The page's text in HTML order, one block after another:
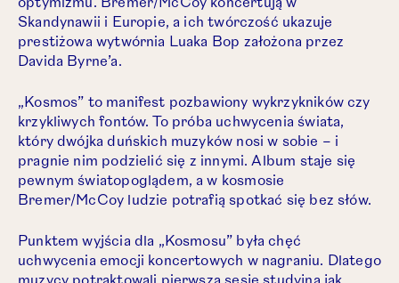
optymizmu. Bremer/McCoy koncertują w
Skandynawii i Europie, a ich twórczość ukazuje
prestiżowa wytwórnia Luaka Bop założona przez
Davida Byrne’a.
„Kosmos” to manifest pozbawiony wykrzykników czy
krzykliwych fontów. To próba uchwycenia świata,
który dwójka duńskich muzyków nosi w sobie – i
pragnie nim podzielić się z innymi. Album staje się
pewnym światopoglądem, a w kosmosie
Bremer/McCoy ludzie potrafią spotkać się bez słów.
Punktem wyjścia dla „Kosmosu” była chęć
uchwycenia emocji koncertowych w nagraniu. Dlatego